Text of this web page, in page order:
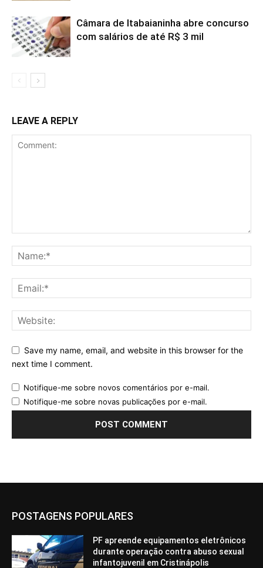
Câmara de Itabaianinha abre concurso
com salários de até R$ 3 mil
LEAVE A REPLY
Save my name, email, and website in this browser for the
next time I comment.
Notifique-me sobre novos comentários por e-mail.
Notifique-me sobre novas publicações por e-mail.
POSTAGENS POPULARES
PF apreende equipamentos eletrônicos
durante operação contra abuso sexual
infantojuvenil em Cristinápolis